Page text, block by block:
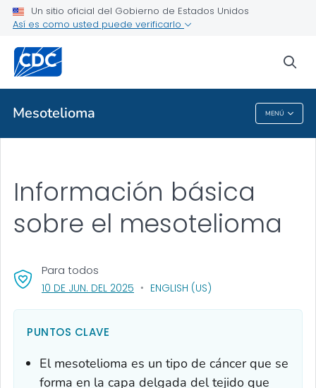
Un sitio oficial del Gobierno de Estados Unidos
Así es como usted puede verificarlo
Mesotelioma MENÚ
Temas de salud de la A a la Z
Acerca de los CDC
Mesotelioma
Información básica
sobre el mesotelioma
Para todos
10 DE JUN. DEL 2025 , VISIT LINK FOR DETAILS.
ENGLISH (US)
PUNTOS CLAVE
El mesotelioma es un tipo de cáncer que se
forma en la capa delgada del tejido que